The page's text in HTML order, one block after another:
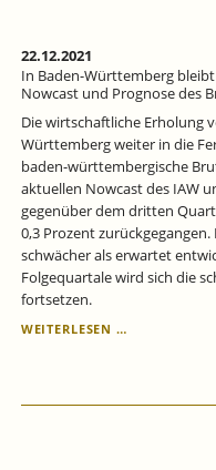
22.12.2021
In Baden-Württemberg
Nowcast und Prognose des
Die wirtschaftliche Erholung
Württemberg weiter in die
baden-württembergische
aktuellen Nowcast des IAW
gegenüber dem dritten
0,3 Prozent
schwächer als erwartet
Folgequartale wird sich die
fortsetzen.
WEITERLESEN …
ES